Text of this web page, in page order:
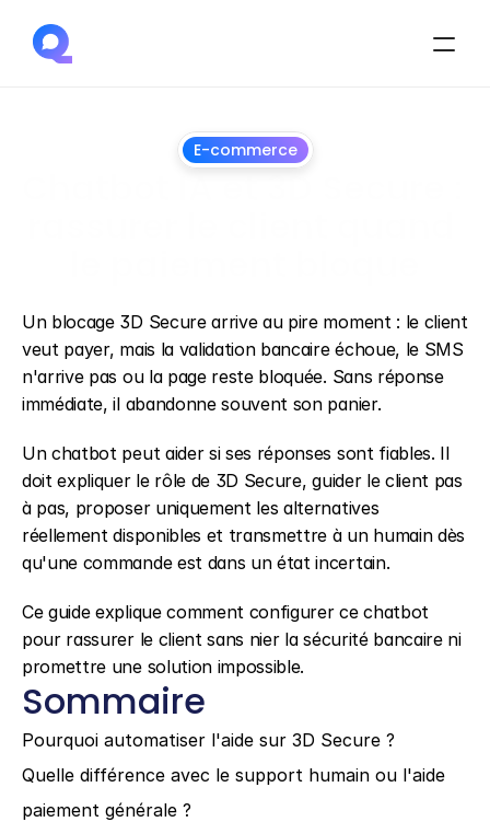
E-commerce
Un blocage 3D Secure arrive au pire moment : le client
veut payer, mais la validation bancaire échoue, le SMS
n'arrive pas ou la page reste bloquée. Sans réponse
immédiate, il abandonne souvent son panier.
Un chatbot peut aider si ses réponses sont fiables. Il
doit expliquer le rôle de 3D Secure, guider le client pas
à pas, proposer uniquement les alternatives
réellement disponibles et transmettre à un humain dès
qu'une commande est dans un état incertain.
Ce guide explique comment configurer ce chatbot
pour rassurer le client sans nier la sécurité bancaire ni
promettre une solution impossible.
Sommaire
Pourquoi automatiser l'aide sur 3D Secure ?
Quelle différence avec le support humain ou l'aide
paiement générale ?